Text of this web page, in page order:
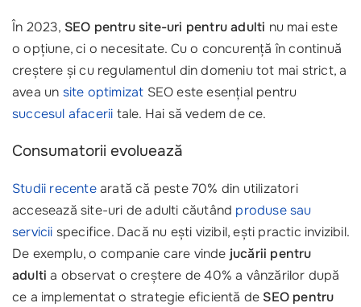
În 2023, SEO pentru site-uri pentru adulti nu mai este
o opțiune, ci o necesitate. Cu o concurență în continuă
creștere și cu regulamentul din domeniu tot mai strict, a
avea un site optimizat SEO este esențial pentru
succesul afacerii tale. Hai să vedem de ce.
Consumatorii evoluează
Studii recentearată că peste 70% din utilizatori
accesează site-uri de adulti căutând produse sau
servicii specifice. Dacă nu ești vizibil, ești practic invizibil.
De exemplu, o companie care vinde jucării pentru
adulti a observat o creștere de 40% a vânzărilor după
ce a implementat o strategie eficientă de SEO pentru